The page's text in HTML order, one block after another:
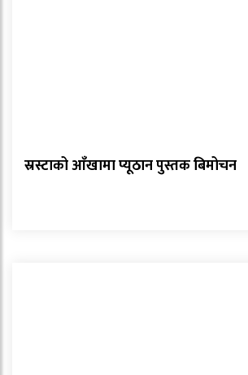
स्रस्टाको आँखामा प्यूठान पुस्तक बिमोचन